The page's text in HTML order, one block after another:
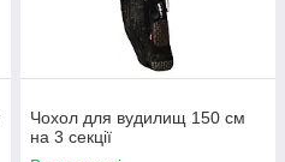
Чохол для вудилищ 150 см
на 3 секції